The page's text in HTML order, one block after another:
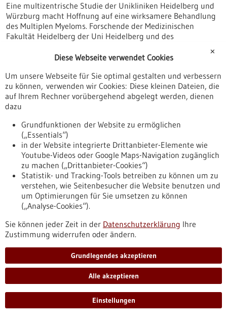
Eine multizentrische Studie der Unikliniken Heidelberg und
Würzburg macht Hoffnung auf eine wirksamere Behandlung
des Multiplen Myeloms. Forschende der Medizinischen
Fakultät Heidelberg der Uni Heidelberg und des
der Erstbehandlung von Patientinnen und Patienten, die für
neuartigen Immuntherapie.
https://www.gesundheitsindustrie-
bw.de/fachbeitrag/pm/neue-immuntherapie-koennte-
knochenmarkkrebs-multiples-myelom-langfristig-
Pressemitteilung - 25.06.2026
Verleihung des Württembergischen
Krebspreises 2026 am Universitätsklinikum
Tübingen: Beide Preise gehen nach Tübingen
Die Dres. Carl Maximilian und Carl Manfred Bayer-Stiftung
Universitätsklinikums Tübingen die diesjährigen Preisträger
aus. Die Preise übergibt die Stiftungsvorsitzende Prof. Dr.
Claudia Lengerke im Rahmen einer Feierstunde.
https://www.gesundheitsindustrie-
bw.de/fachbeitrag/pm/verleihung-des-wuerttembergischen-
krebspreises-2026-am-universitaetsklinikum-tuebingen-
beide-preise-gehen-nach-tuebingen
✕
Diese Webseite verwendet Cookies
Um unsere Webseite für Sie optimal gestalten und verbessern
zu können, verwenden wir Cookies: Diese kleinen Dateien, die
auf Ihrem Rechner vorübergehend abgelegt werden, dienen
dazu
Grundfunktionen der Website zu ermöglichen
(„Essentials“)
in der Website integrierte Drittanbieter-Elemente wie
Youtube-Videos oder Google Maps-Navigation zugänglich
zu machen („Drittanbieter-Cookies“)
Statistik- und Tracking-Tools betreiben zu können um zu
verstehen, wie Seitenbesucher die Website benutzen und
um Optimierungen für Sie umsetzen zu können
(„Analyse-Cookies“).
Sie können jeder Zeit in der Datenschutzerklärung Ihre
Zustimmung widerrufen oder ändern.
Grundlegendes akzeptieren
Alle akzeptieren
Einstellungen